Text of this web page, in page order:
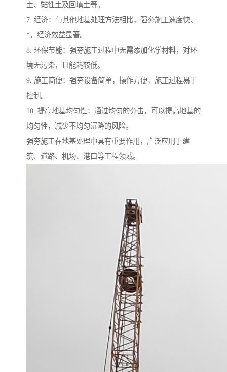
土、黏性土及回填土等。
7. 经济：与其他地基处理方法相比，强夯施工速度快、
*，经济效益显著。
8. 环保节能：强夯施工过程中无需添加化学材料，对环
境无污染，且能耗较低。
9. 施工简便：强夯设备简单，操作方便，施工过程易于
控制。
10. 提高地基均匀性：通过均匀的夯击，可以提高地基的
均匀性，减少不均匀沉降的风险。
强夯施工在地基处理中具有重要作用，广泛应用于建
筑、道路、机场、港口等工程领域。